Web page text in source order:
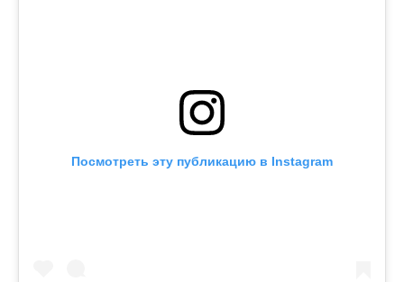
Посмотреть эту публикацию в Instagram